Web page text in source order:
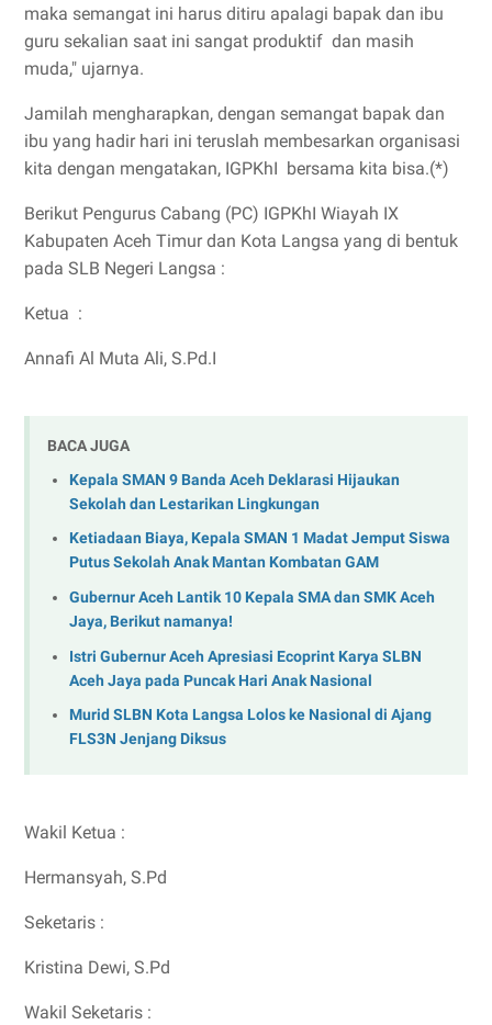
maka semangat ini harus ditiru apalagi bapak dan ibu
guru sekalian saat ini sangat produktif dan masih
muda," ujarnya.
Jamilah mengharapkan, dengan semangat bapak dan
ibu yang hadir hari ini teruslah membesarkan organisasi
kita dengan mengatakan, IGPKhI bersama kita bisa.(*)
Berikut Pengurus Cabang (PC) IGPKhI Wiayah IX
Kabupaten Aceh Timur dan Kota Langsa yang di bentuk
pada SLB Negeri Langsa :
Ketua :
Annafi Al Muta Ali, S.Pd.I
BACA JUGA
Kepala SMAN 9 Banda Aceh Deklarasi Hijaukan
Sekolah dan Lestarikan Lingkungan
Ketiadaan Biaya, Kepala SMAN 1 Madat Jemput Siswa
Putus Sekolah Anak Mantan Kombatan GAM
Gubernur Aceh Lantik 10 Kepala SMA dan SMK Aceh
Jaya, Berikut namanya!
Istri Gubernur Aceh Apresiasi Ecoprint Karya SLBN
Aceh Jaya pada Puncak Hari Anak Nasional
Murid SLBN Kota Langsa Lolos ke Nasional di Ajang
FLS3N Jenjang Diksus
Wakil Ketua :
Hermansyah, S.Pd
Seketaris :
Kristina Dewi, S.Pd
Wakil Seketaris :